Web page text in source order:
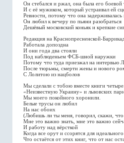
Он стебался и ржал, она была его боевой
И с её мужиком, который устраивал ей
Ревности, потому что она задерживалась
Он любил к вечеру по пьяни разобраться
Дешёвый московский коньяк и крепкие
Редакция на Краснопресненской-
Работала допоздна
И они года два стояли
Под наблюденьем ФСБ-шной наружки
Потому что туда приезжал на интервью
После тюрьмы, смерти жены и нового
С Лолитою из нацболов
Мы сделали с тобою вместе книги
«Неизвестную Украину» и львовских
Мы моего покойного хоронили.
Белые трусы он любил
На нас обоих
(Любишь ли ты меня, говорил, скажи,
Мне это важно знать, мне это важно
И работу над вёрсткой
Когда все орут и ссорятся для идеального
Что остаётся от этих книг, что от нас